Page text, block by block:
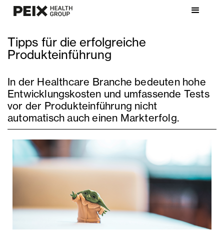
Tipps für die erfolgreiche
Produkteinführung
In der Healthcare Branche bedeuten hohe
Entwicklungskosten und umfassende Tests
vor der Produkteinführung nicht
automatisch auch einen Markterfolg.